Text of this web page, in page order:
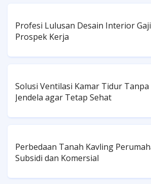
Profesi Lulusan Desain Interior
Prospek Kerja
Solusi Ventilasi Kamar Tidur Tanpa
Jendela agar Tetap Sehat
Perbedaan Tanah Kavling
Subsidi dan Komersial